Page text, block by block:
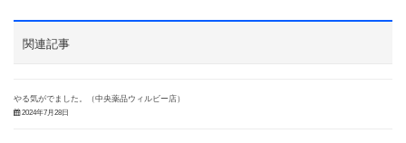
関連記事
やる気がでました。（中央薬品ウィルビー店）
2024年7月28日